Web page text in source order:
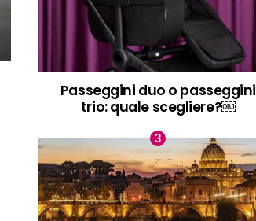
Passeggini duo o passeggini
trio: quale scegliere?￼